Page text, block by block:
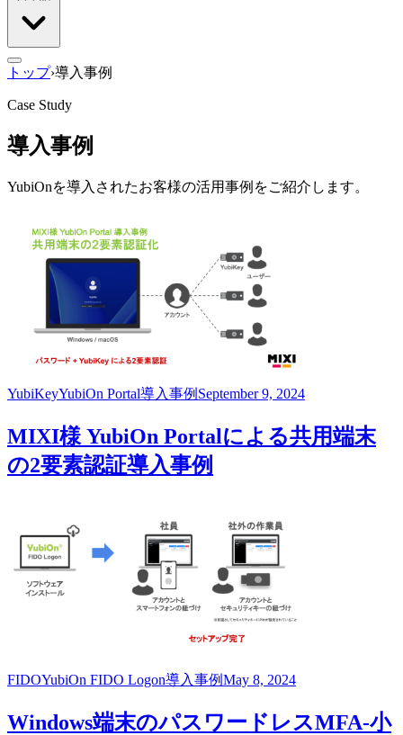
トップ›導入事例
Case Study
導入事例
YubiOnを導入されたお客様の活用事例をご紹介します。
YubiKeyYubiOn Portal導入事例 September 9, 2024
MIXI様 YubiOn Portalによる共用端末
の2要素認証導入事例
FIDOYubiOn FIDO Logon導入事例May 8, 2024
Windows端末のパスワードレスMFA-小